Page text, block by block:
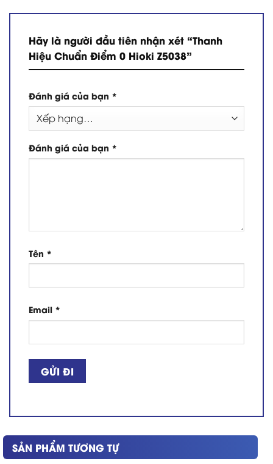
Hãy là người đầu tiên nhận xét “Thanh
Hiệu Chuẩn Điểm 0 Hioki Z5038”
Đánh giá của bạn *
Đánh giá của bạn *
Tên *
Email *
SẢN PHẨM TƯƠNG TỰ